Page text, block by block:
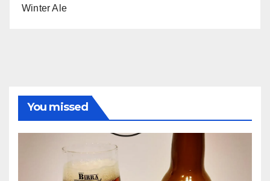
Winter Ale
You missed